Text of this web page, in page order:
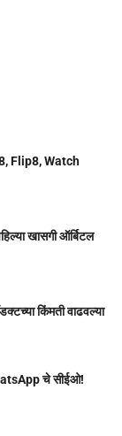
Flip8, Watch
खासगी ऑर्बिटल
किंमती वाढवल्या
चे सीईओ!